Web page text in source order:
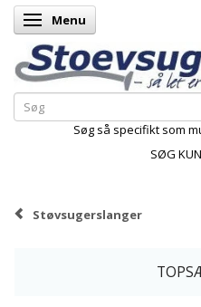
Skifte navigation
Menu
Søg så specifikt som
SØG
Støvsugerslanger